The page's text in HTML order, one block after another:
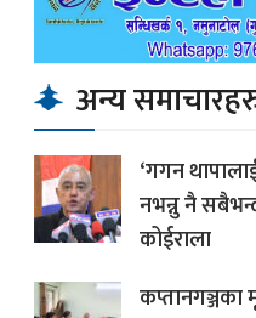
अन्य
‘गगन
नभन्नु नै
कोईराला